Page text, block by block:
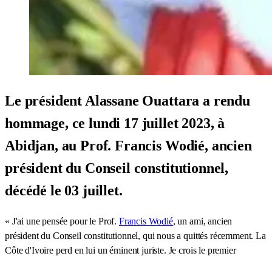
Le président Alassane Ouattara a rendu
hommage, ce lundi 17 juillet 2023, à
Abidjan, au Prof. Francis Wodié, ancien
président du Conseil constitutionnel,
décédé le 03 juillet.
« J'ai une pensée pour le Prof. Francis Wodié, un ami, ancien
président du Conseil constitutionnel, qui nous a quittés récemment. La
Côte d'Ivoire perd en lui un éminent juriste. Je crois le premier